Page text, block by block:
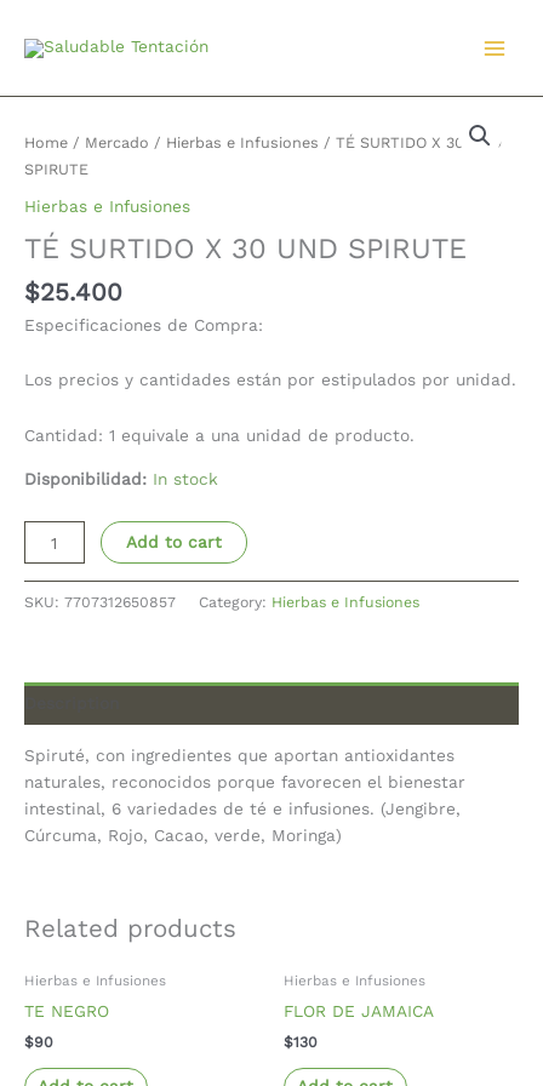
Home / Mercado / Hierbas e Infusiones / TÉ SURTIDO X 30 UND
SPIRUTE
Hierbas e Infusiones
TÉ SURTIDO X 30 UND SPIRUTE
$25.400
Especificaciones de Compra:
Los precios y cantidades están por estipulados por unidad.
Cantidad: 1 equivale a una unidad de producto.
Disponibilidad: In stock
SURTIDO
X
UND
SPIRUTE
Add to cart
SKU: 7707312650857 Category: Hierbas e Infusiones
Spiruté, con ingredientes que aportan antioxidantes
naturales, reconocidos porque favorecen el bienestar
intestinal, 6 variedades de té e infusiones. (Jengibre,
Cúrcuma, Rojo, Cacao, verde, Moringa)
Related products
Hierbas e Infusiones
TE NEGRO
$90
Hierbas e Infusiones
FLOR DE JAMAICA
$130